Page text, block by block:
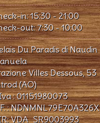
in: 15:30 - 21:00
out: 7:30 - 10:00
Du Paradis di Naudin
Villes Dessous, 53
(AO)
: 01151980073
: NDNMNL79E70A326X
VDA_SR9003993